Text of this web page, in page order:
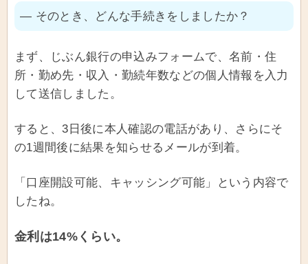
― そのとき、どんな手続きをしましたか？
まず、じぶん銀行の申込みフォームで、名前・住
所・勤め先・収入・勤続年数などの個人情報を入力
して送信しました。
すると、3日後に本人確認の電話があり、さらにそ
の1週間後に結果を知らせるメールが到着。
「口座開設可能、キャッシング可能」という内容で
したね。
金利は14%くらい。